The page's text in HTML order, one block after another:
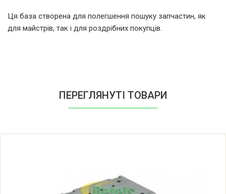
LG MS-1922G.TWHQKIV
Ця база створена для полегшення пошуку запчастин, як
для майстрів, так і для роздрібних покупців.
ПЕРЕГЛЯНУТІ ТОВАРИ